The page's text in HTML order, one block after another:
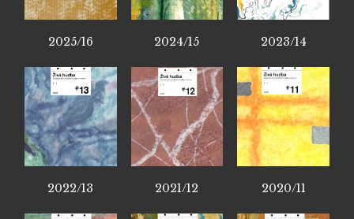
2025/16 2024/15 2023/14
2022/13 2021/12 2020/11